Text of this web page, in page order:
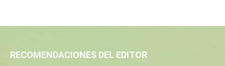
RECOMENDACIONES DEL EDITOR